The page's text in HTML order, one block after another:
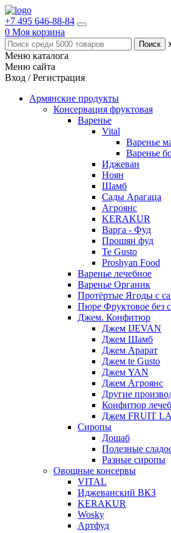
+7 495 646-88-84
0 Моя корзина
Меню каталога
Меню сайта
Вход / Регистрация
Армянские продукты
Консервация фруктовая
Варенье
Vital
Варенье
Варенье
Иджеван
Ноян
Шамб
Сады Арагаца
Агроянс
KERAKUR
Варга - Фуд
Прошян фуд
Te Gusto
Proshyan Food
Варенье лечебное
Варенье Органик
Протёртые Ягоды с
Пюре Фруктовое без
Джем. Конфитюр
Джем IJEVAN
Джем Шамб
Джем Арарат
Джем te Gusto
Джем YAN
Джем Агроянс
Другие
Конфитюр
Джем FRUIT
Сиропы
Дошаб
Полезные
Разные сиропы
Овощные консервы
VITAL
Иджеванский ВКЗ
KERAKUR
Wosky
Артфуд